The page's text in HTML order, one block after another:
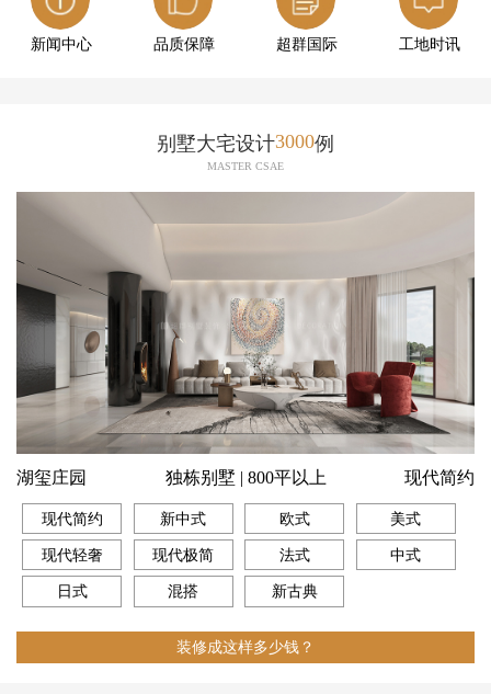
新闻中心 品质保障 超群国际 工地时讯
别墅大宅设计3000例
MASTER CSAE
湖玺庄园 独栋别墅 | 800平以上 现代简约
现代简约 新中式 欧式 美式
现代轻奢 现代极简 法式 中式
日式 混搭 新古典
装修成这样多少钱？